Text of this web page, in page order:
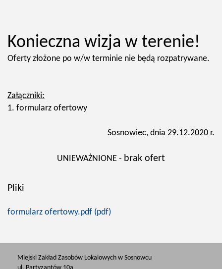
Konieczna wizja w terenie!
Oferty złożone po w/w terminie nie będą rozpatrywane.
Załączniki:
1. formularz ofertowy
Sosnowiec, dnia 29.12.2020 r.
UNIEWAŻNIONE - brak ofert
Pliki
formularz ofertowy.pdf (pdf)
Miejski Zakład Zasobów Lokalowych w Sosnowcu